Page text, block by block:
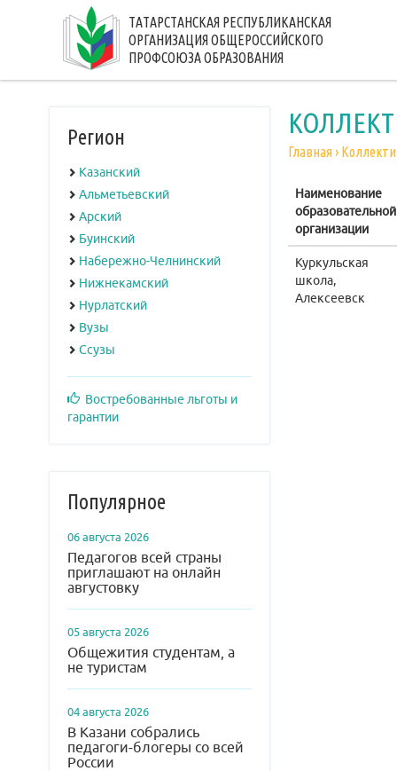
ТАТАРСТАНСКАЯ РЕСПУБЛИКАНСКАЯ
ОРГАНИЗАЦИЯ ОБЩЕРОССИЙСКОГО
ПРОФСОЮЗА ОБРАЗОВАНИЯ
Регион
Казанский
Альметьевский
Арский
Буинский
Набережно-Челнинский
Нижнекамский
Нурлатский
Вузы
Ссузы
Востребованные льготы и
гарантии
Популярное
06 августа 2026
Педагогов всей страны
приглашают на онлайн
августовку
05 августа 2026
Общежития студентам, а
не туристам
04 августа 2026
В Казани собрались
педагоги-блогеры со всей
России
Главная›
Наименование
образовательной
организации
Куркульская
школа,
Алексеевск